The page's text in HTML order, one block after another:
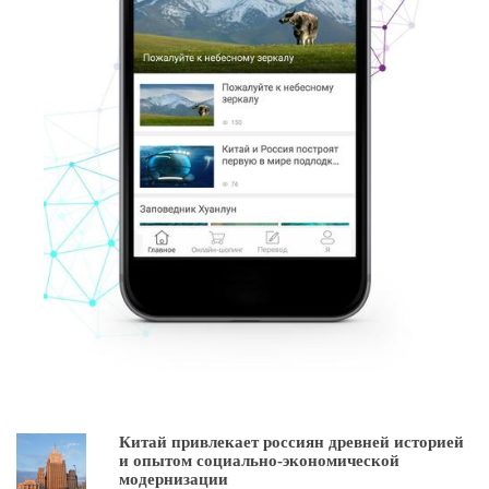
Китай привлекает россиян древней историей
и опытом социально-экономической
модернизации